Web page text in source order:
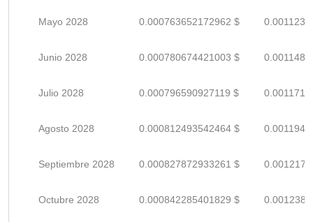
Mayo 2028 0.000763652172962 $
Junio 2028 0.000780674421003 $
Julio 2028 0.000796590927119 $
Agosto 2028 0.000812493542464 $
Septiembre 2028 0.000827872933261 $
Octubre 2028 0.000842285401829 $